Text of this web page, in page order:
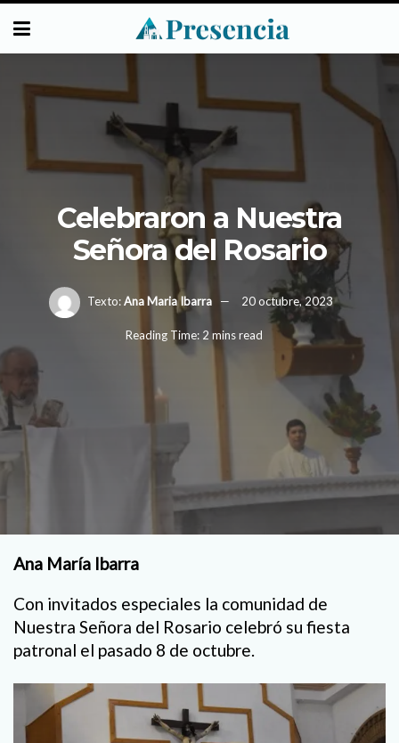
Celebraron a Nuestra
Señora del Rosario
Texto:Ana Maria Ibarra 20 octubre, 2023
Reading Time: 2 mins read
Ana María Ibarra
Con invitados especiales la comunidad de
Nuestra Señora del Rosario celebró su fiesta
patronal el pasado 8 de octubre.